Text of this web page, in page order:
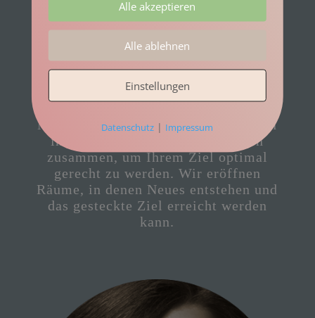
Arbeitserfahrung im In- und Ausland,
auch in Krisengebieten. Wir stellen
Ihnen unsere unterschiedlichen
Praxisfelder als Ressource für
Veränderungsprozesse zur Verfügung.
Therapie, Coaching, Supervision,
Moderation, Evaluation. Wir arbeiten
in verschiedenen Konstellationen
zusammen, um Ihrem Ziel optimal
gerecht zu werden. Wir eröffnen
Räume, in denen Neues entstehen und
das gesteckte Ziel erreicht werden
kann.
Alle akzeptieren
Alle ablehnen
Einstellungen
Datenschutz | Impressum